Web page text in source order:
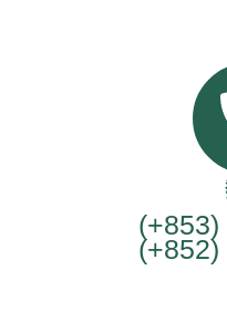
(+853)
(+852)